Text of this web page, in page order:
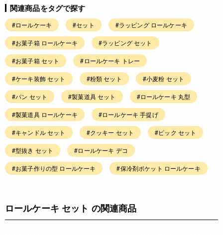
関連商品をタグで探す
#ロールケーキ #セット #ラッピング ロールケーキ
#お菓子箱 ロールケーキ #ラッピング セット
#お菓子箱 セット #ロールケーキ トレー
#ケーキ装飾 セット #粉類 セット #小麦粉 セット
#パン セット #製菓道具 セット #ロールケーキ 丸型
#製菓道具 ロールケーキ #ロールケーキ 手提げ
#キャンドル セット #クッキー セット #ピック セット
#型抜き セット #ロールケーキ デコ
#お菓子作りの型 ロールケーキ #保冷剤ポケット ロールケーキ
ロールケーキ セット の関連商品